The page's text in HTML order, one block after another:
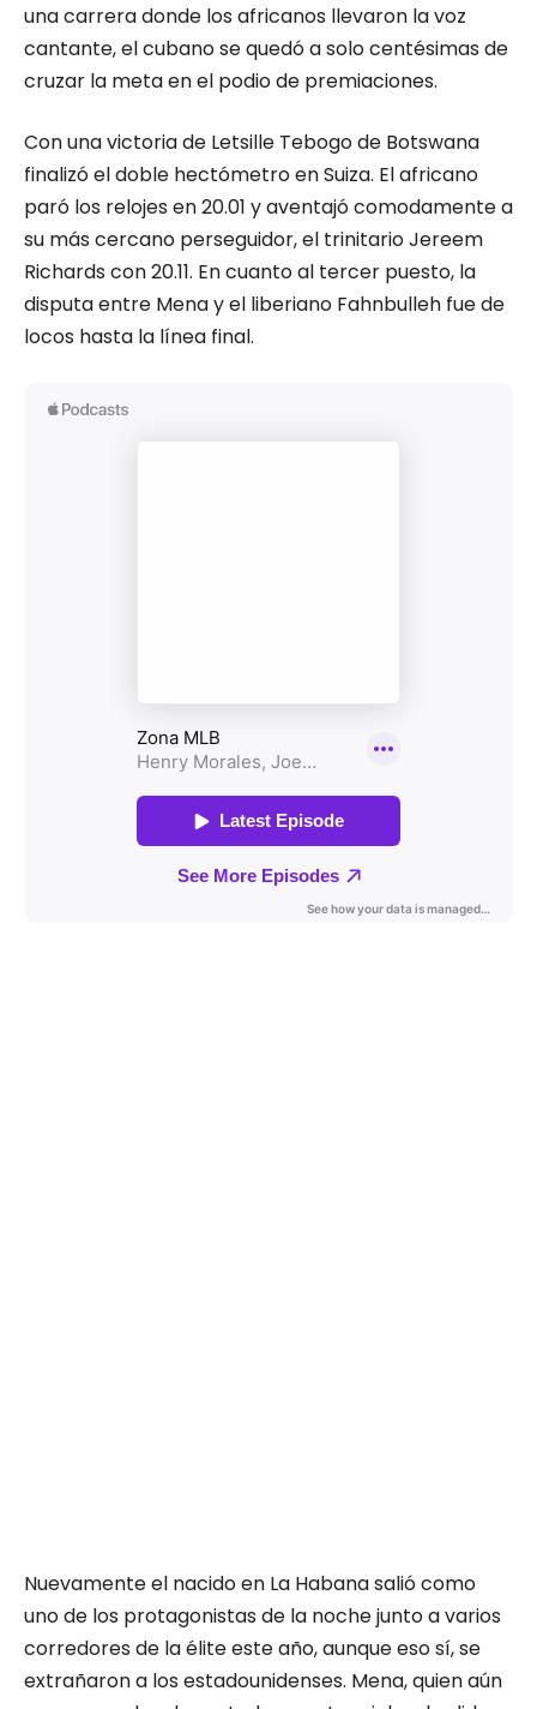
una carrera donde los africanos llevaron la voz
cantante, el cubano se quedó a solo centésimas de
cruzar la meta en el podio de premiaciones.
Con una victoria de Letsille Tebogo de Botswana
finalizó el doble hectómetro en Suiza. El africano
paró los relojes en 20.01 y aventajó comodamente a
su más cercano perseguidor, el trinitario Jereem
Richards con 20.11. En cuanto al tercer puesto, la
disputa entre Mena y el liberiano Fahnbulleh fue de
locos hasta la línea final.
Nuevamente el nacido en La Habana salió como
uno de los protagonistas de la noche junto a varios
corredores de la élite este año, aunque eso sí, se
extrañaron a los estadounidenses. Mena, quien aún